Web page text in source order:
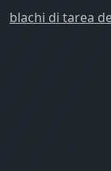
blachi di tarea